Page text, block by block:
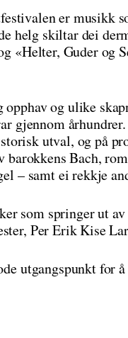
er musikk
helg skiltar dei
«Helter, Guder og
og ulike
gjennom
utval, og på
barokkens Bach,
– samt ei rekkje
som springer ut
Per Erik Kise
utgangspunkt for